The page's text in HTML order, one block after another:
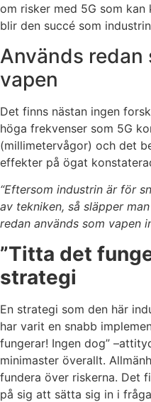
om risker med 5G som
blir den succé som
Används
vapen
Det finns nästan ingen
höga frekvenser som 5G
(millimetervågor) och det
effekter på ögat
“Eftersom industrin är för
av tekniken, så släpper
redan används som vapen
”Titta det
strategi
En strategi som den här
har varit en snabb
fungerar! Ingen dog”
minimaster överallt.
fundera över riskerna. Det
på sig att sätta sig in i